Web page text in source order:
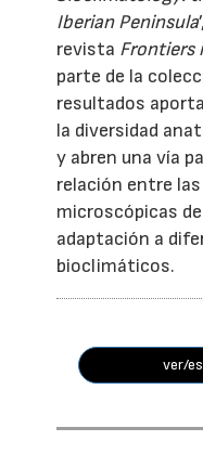
Iberian Peninsula
revista Frontiers
parte de la
resultados
la diversidad
y abren una vía
relación entre
microscópicas
adaptación a
bioclimáticos.
ver/